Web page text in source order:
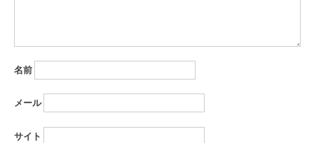
名前
メール
サイト